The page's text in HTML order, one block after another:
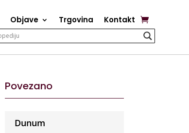
Objave Trgovina Kontakt
Povezano
Dunum